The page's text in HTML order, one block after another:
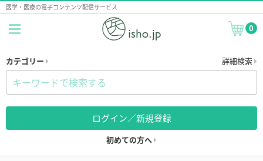
医学・医療の電子コンテンツ配信サービス
0
カテゴリー 詳細検索
ログイン／新規登録
初めての方へ